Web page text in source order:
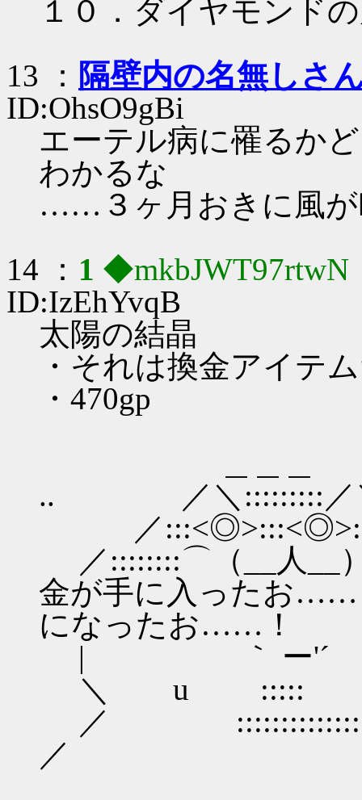
１０．ダイヤモンド
13 ： 隔壁内の名無しさ
ID:OhsO9gBi
エーテル病に罹るか
わかるな
……３ヶ月おきに風が
14 ： 1 ◆mkbJWT97rtwN
ID:IzEhYvqB
太陽の結晶
・それは換金アイテ
・470gp
.. ／＼:::::::::／
／
／::::::::⌒（__人
金が手に入ったお……
になったお……！
| ｀ ー
＼ u
／
／ ＼